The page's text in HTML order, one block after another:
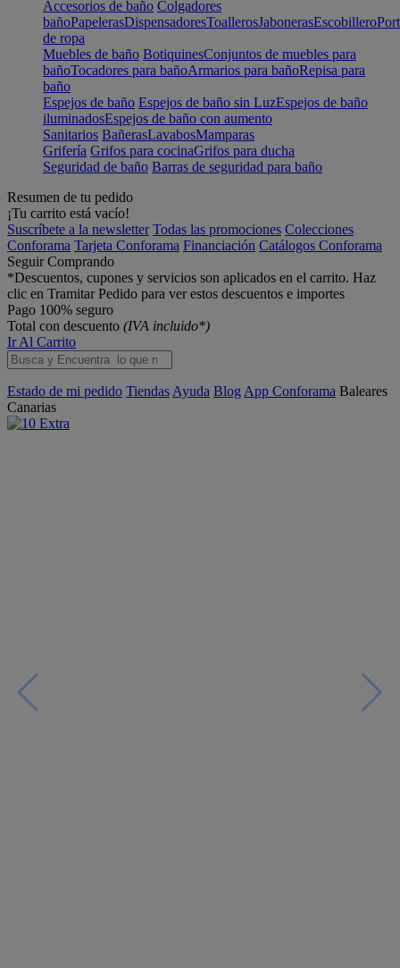
Accesorios de baño Colgadores
bañoPapelerasDispensadoresToallerosJabonerasEscobillero
de ropa
Muebles de baño BotiquinesConjuntos de muebles para
bañoTocadores para bañoArmarios para bañoRepisa para
baño
Espejos de baño Espejos de baño sin LuzEspejos de baño
iluminadosEspejos de baño con aumento
Sanitarios BañerasLavabosMamparas
Grifería Grifos para cocinaGrifos para ducha
Seguridad de baño Barras de seguridad para baño
Resumen de tu pedido
¡Tu carrito está vacío!
Suscríbete a la newsletter Todas las promociones Colecciones
Conforama Tarjeta Conforama Financiación Catálogos Conforama
Seguir Comprando
*Descuentos, cupones y servicios son aplicados en el carrito. Haz
clic en Tramitar Pedido para ver estos descuentos e importes
Pago 100% seguro
Total con descuento (IVA incluido*)
Ir Al Carrito
Estado de mi pedido Tiendas Ayuda Blog App Conforama Baleares
Canarias